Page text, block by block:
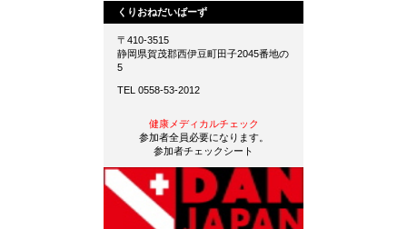
くりおねだいばーず
〒410-3515
静岡県賀茂郡西伊豆町田子2045番地の
5
TEL 0558-53-2012
健康メディカルチェック
参加者全員必要になります。
参加者チェックシート